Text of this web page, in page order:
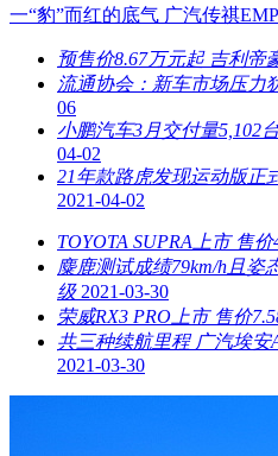
一“豹”而红的底气 广汽传祺
预售价8.67万元起 吉利帝
流通协会：新车市场压力
06
小鹏汽车3月交付量5,102
04-02
21年款路虎发现运动版正
2021-04-02
TOYOTA SUPRA上市 售
麋鹿测试成绩79km/h且姿
级 2021-03-30
荣威RX3 PRO上市 售价
共三种续航里程 广汽埃安
2021-03-30